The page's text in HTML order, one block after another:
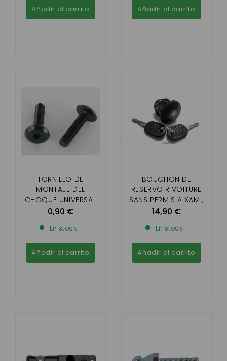
Añadir al carrito Añadir al carrito
TORNILLO DE
MONTAJE DEL
CHOQUE UNIVERSAL
(SE VENDE POR
0,90 €
En stock
Añadir al carrito
BOUCHON DE
RESERVOIR VOITURE
SANS PERMIS AIXAM ,
MICROCAR , LIGIER ,
AVEC CLEF)
14,90 €
En stock
Añadir al carrito